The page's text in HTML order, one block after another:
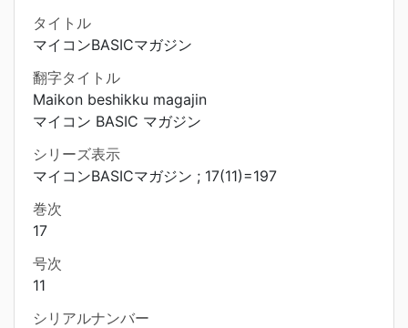
タイトル
マイコンBASICマガジン
翻字タイトル
Maikon beshikku magajin
マイコン BASIC マガジン
シリーズ表示
マイコンBASICマガジン ; 17(11)=197
巻次
17
号次
11
シリアルナンバー